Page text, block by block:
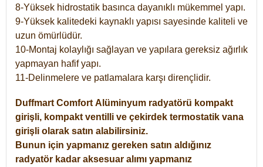
8-Yüksek hidrostatik basınca dayanıklı mükemmel yapı.
9-Yüksek kalitedeki kaynaklı yapısı sayesinde kaliteli ve
uzun ömürlüdür.
10-Montaj kolaylığı sağlayan ve yapılara gereksiz ağırlık
yapmayan hafif yapı.
11-Delinmelere ve patlamalara karşı dirençlidir.
Duffmart Comfort Alüminyum radyatörü kompakt
girişli, kompakt ventilli ve çekirdek termostatik vana
girişli olarak satın alabilirsiniz.
Bunun için yapmanız gereken satın aldığınız
radyatör kadar aksesuar alımı yapmanız